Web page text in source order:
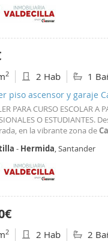
2 2 Hab 1
piso ascensor y garaje
PARA CURSO ESCOLAR A
O ESTUDIANTES.
en la vibrante zona de
la ciudad y tendrás las
- Hermida, Santander
2 2 Hab 2